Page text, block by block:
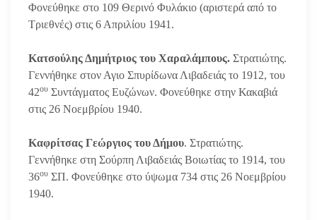
Φονεύθηκε στο 109 Θερινό Φυλάκιο (αριστερά από το
Τριεθνές) στις 6 Απριλίου 1941.
Κατσούλης Δημήτριος του Χαραλάμπους. Στρατιώτης.
Γεννήθηκε στον Αγιο Σπυρίδωνα Λιβαδειάς το 1912, του
42ου Συντάγματος Ευζώνων. Φονεύθηκε στην Κακαβιά
στις 26 Νοεμβρίου 1940.
Καφρίτσας Γεώργιος του Δήμου. Στρατιώτης.
Γεννήθηκε στη Σούρπη Λιβαδειάς Βοιωτίας το 1914, του
36ου ΣΠ. Φονεύθηκε στο ύψωμα 734 στις 26 Νοεμβρίου
1940.